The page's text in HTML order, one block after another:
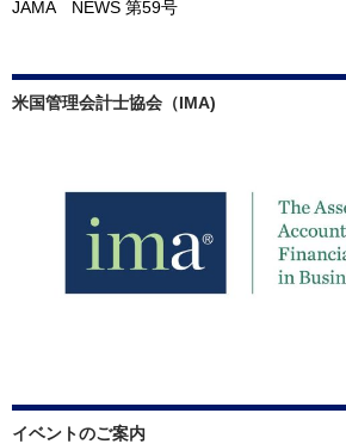
JAMA NEWS 第59号
米国管理会計士協会（IMA)
イベントのご案内